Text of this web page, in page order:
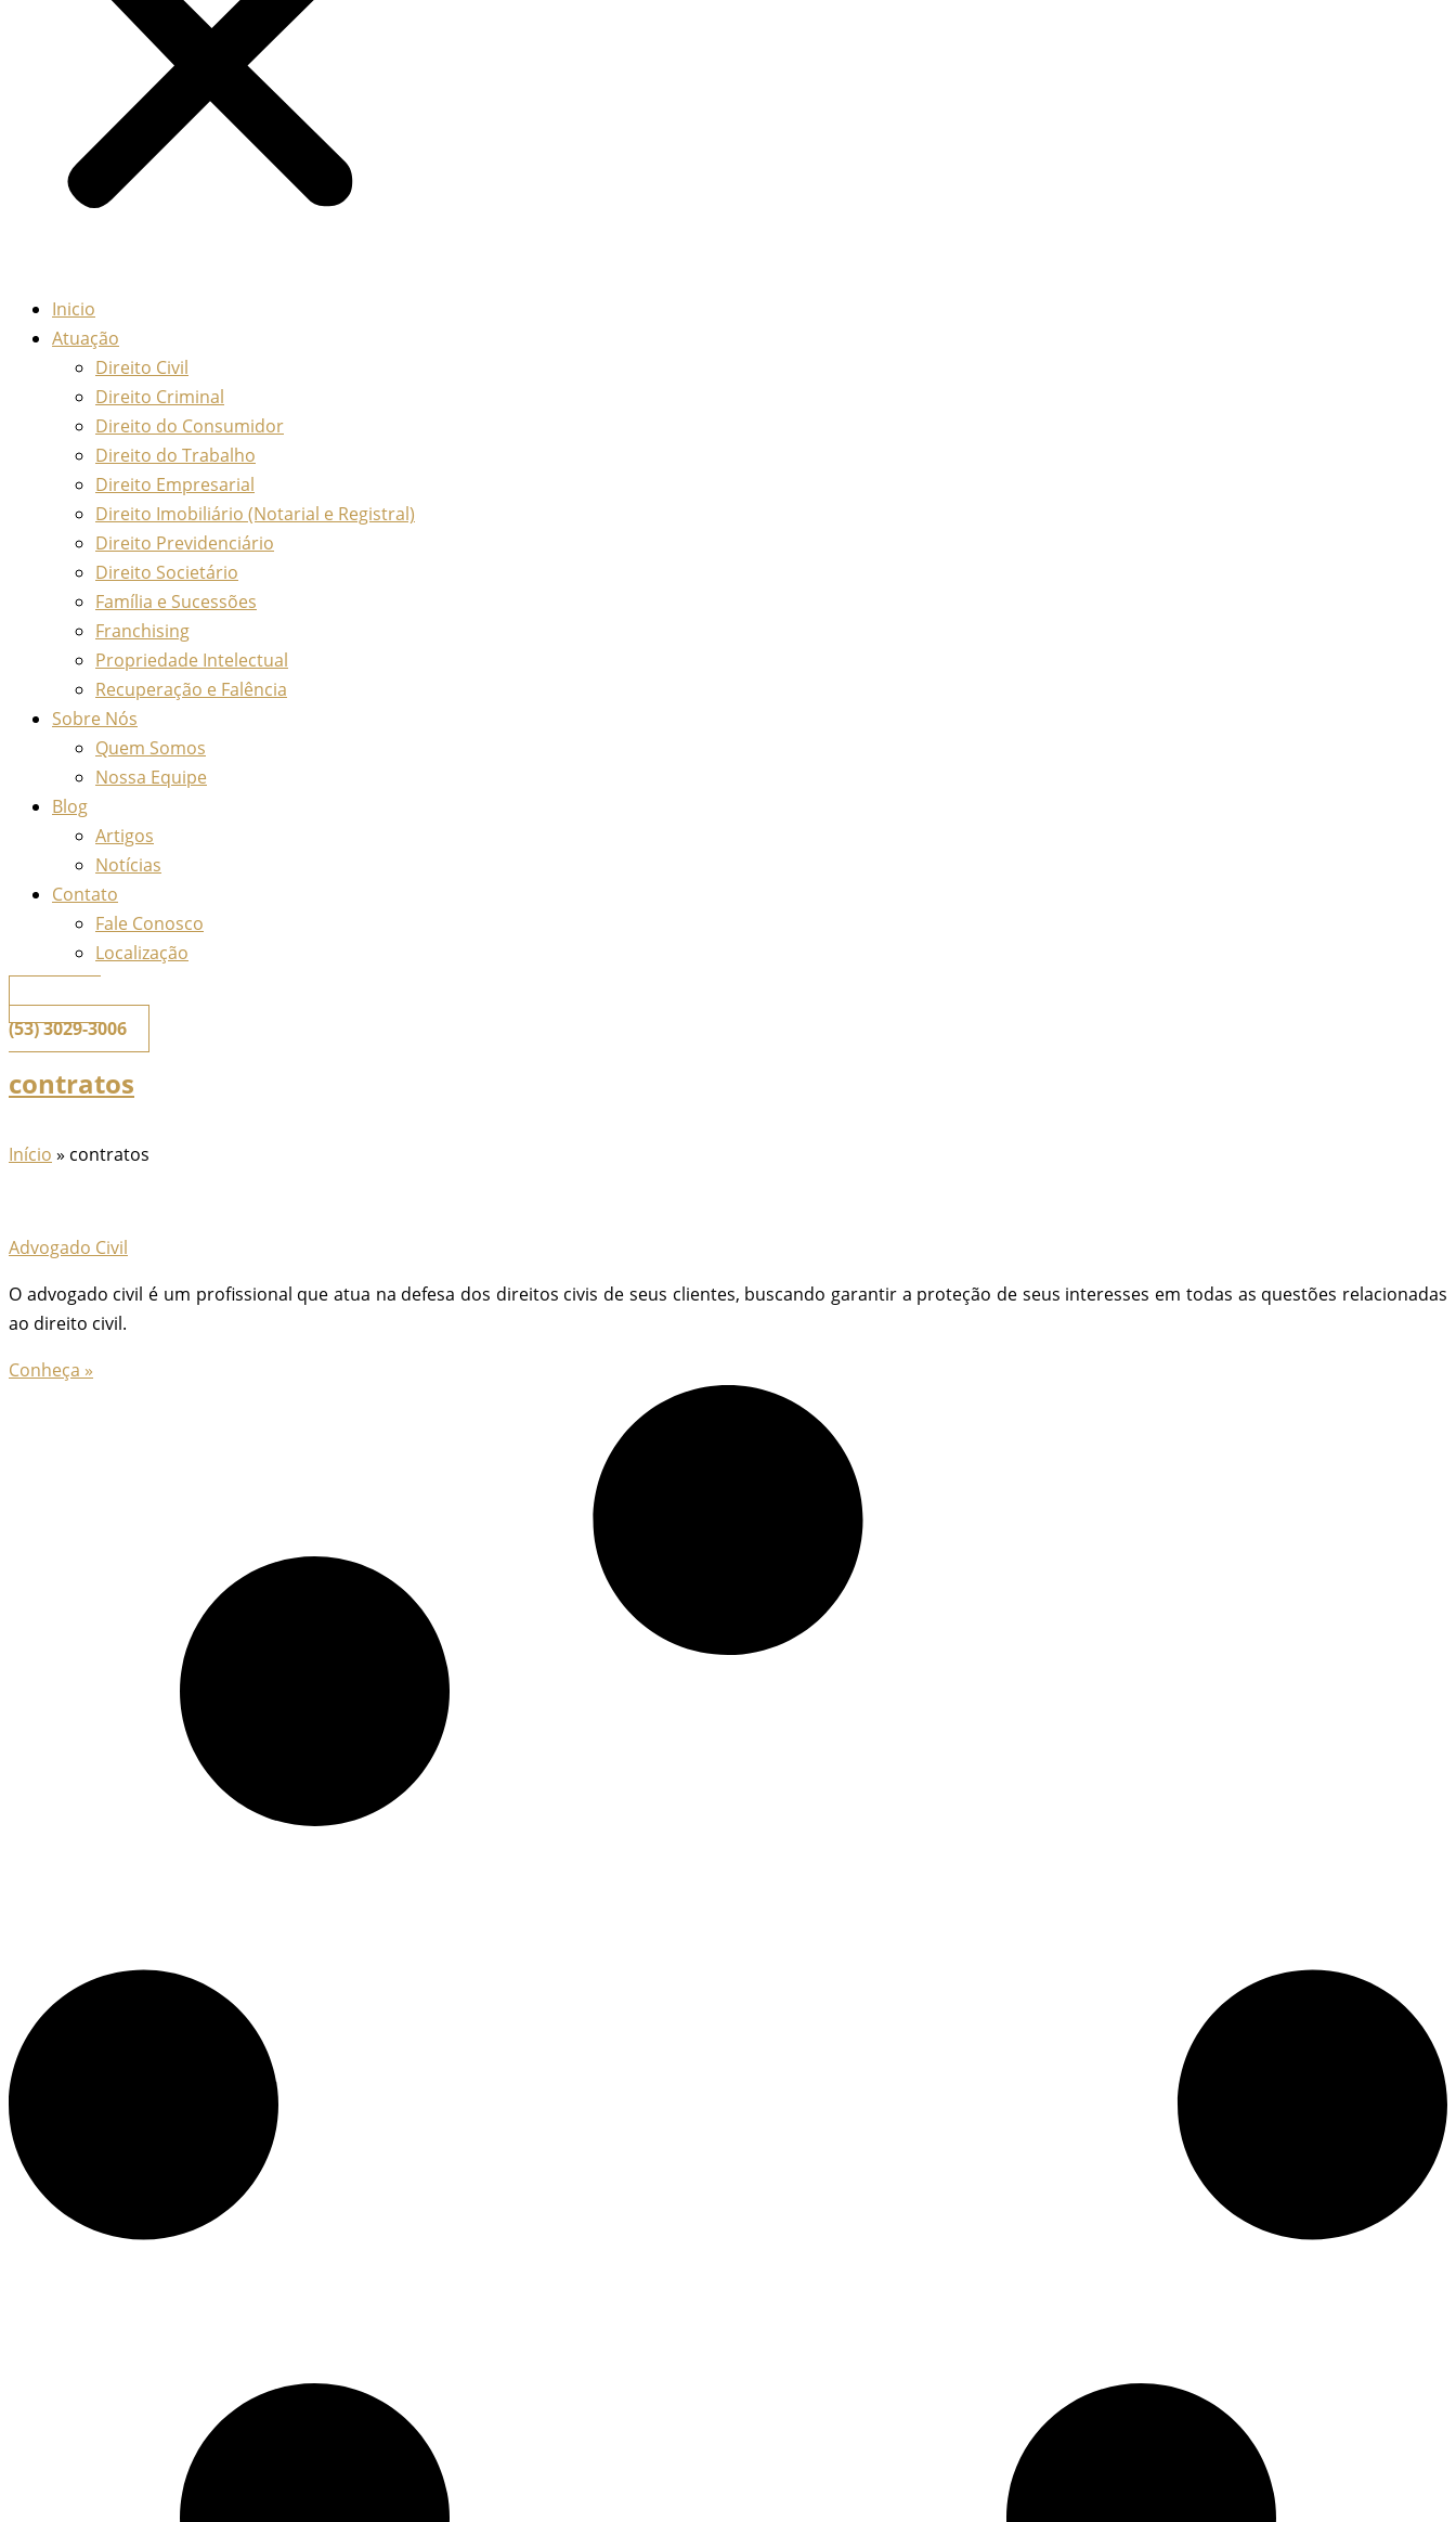
Inicio
Atuação
Direito Civil
Direito Criminal
Direito do Consumidor
Direito do Trabalho
Direito Empresarial
Direito Imobiliário (Notarial e Registral)
Direito Previdenciário
Direito Societário
Família e Sucessões
Franchising
Propriedade Intelectual
Recuperação e Falência
Sobre Nós
Quem Somos
Nossa Equipe
Blog
Artigos
Notícias
Contato
Fale Conosco
Localização
(53) 3029-3006
contratos
Início » contratos
Advogado Civil
O advogado civil é um profissional que atua na defesa dos direitos civis de seus clientes, buscando garantir a proteção de seus interesses em todas as questões relacionadas
ao direito civil.
Conheça »